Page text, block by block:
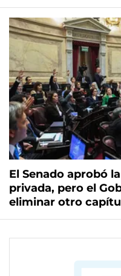
El Senado aprobó
privada, pero el
eliminar otro